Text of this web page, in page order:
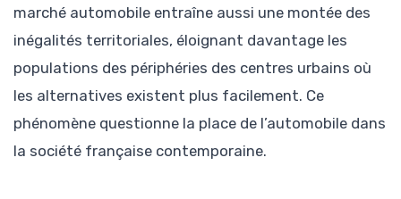
marché automobile entraîne aussi une montée des
inégalités territoriales, éloignant davantage les
populations des périphéries des centres urbains où
les alternatives existent plus facilement. Ce
phénomène questionne la place de l’automobile dans
la société française contemporaine.